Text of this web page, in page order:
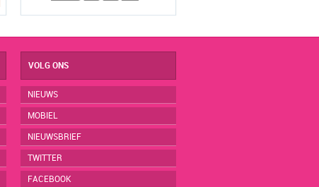
VOLG ONS
NIEUWS
MOBIEL
NIEUWSBRIEF
TWITTER
FACEBOOK